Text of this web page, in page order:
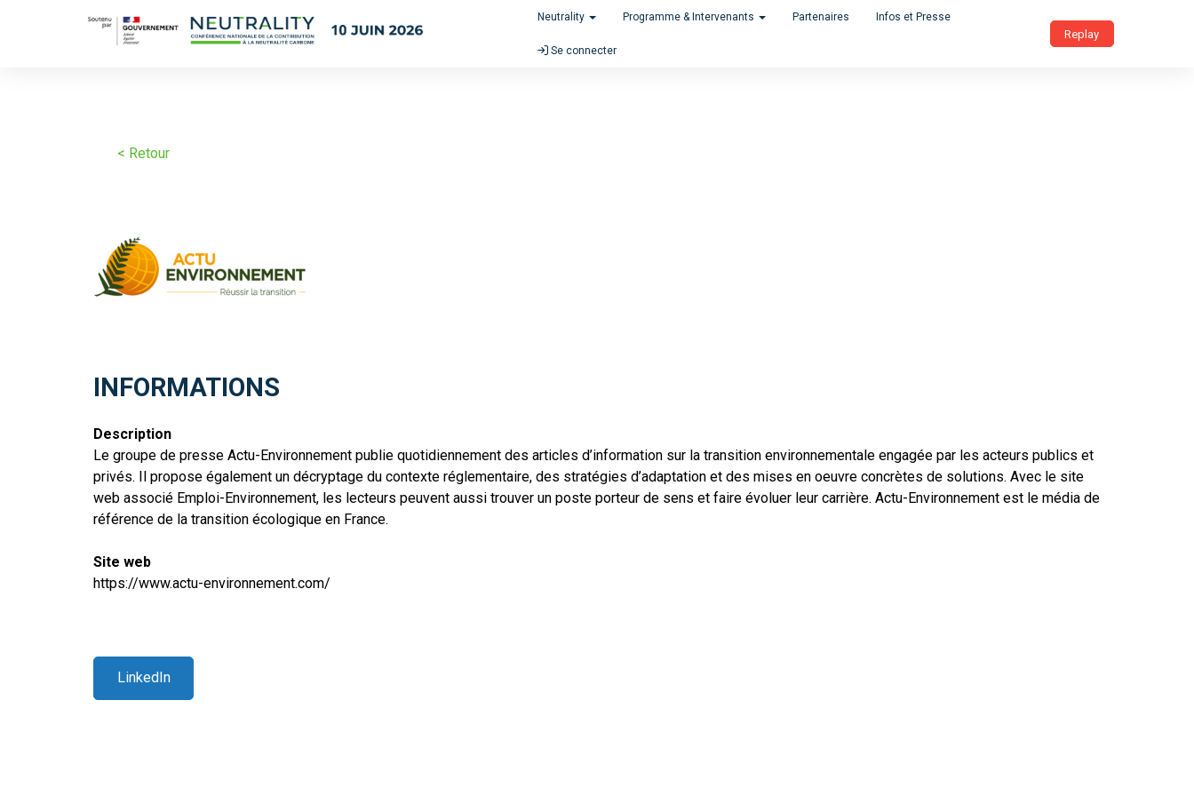
Neutrality Programme & Intervenants Partenaires Infos et Presse
Se connecter
Replay
< Retour
INFORMATIONS
Description
Le groupe de presse Actu-Environnement publie quotidiennement des articles d’information sur la transition environnementale engagée par les acteurs publics et
privés. Il propose également un décryptage du contexte réglementaire, des stratégies d’adaptation et des mises en oeuvre concrètes de solutions. Avec le site
web associé Emploi-Environnement, les lecteurs peuvent aussi trouver un poste porteur de sens et faire évoluer leur carrière. Actu-Environnement est le média de
référence de la transition écologique en France.
Site web
https://www.actu-environnement.com/
LinkedIn